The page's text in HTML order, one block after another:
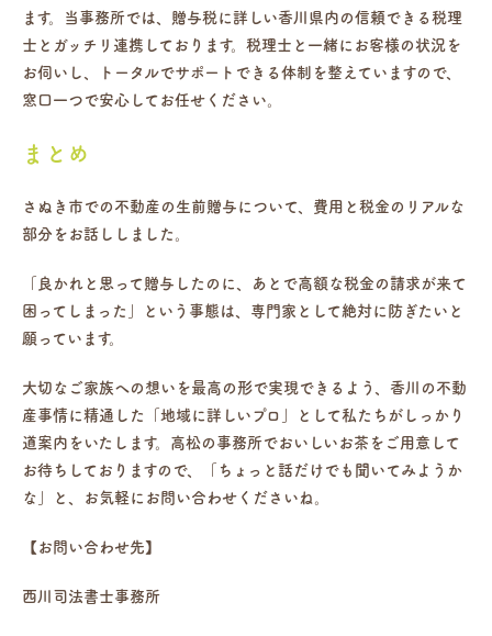
ます。当事務所では、贈与税に詳しい香川県内の信頼できる税理
士とガッチリ連携しております。税理士と一緒にお客様の状況を
お伺いし、トータルでサポートできる体制を整えていますので、
窓口一つで安心してお任せください。
まとめ
さぬき市での不動産の生前贈与について、費用と税金のリアルな
部分をお話ししました。
「良かれと思って贈与したのに、あとで高額な税金の請求が来て
困ってしまった」という事態は、専門家として絶対に防ぎたいと
願っています。
大切なご家族への想いを最高の形で実現できるよう、香川の不動
産事情に精通した「地域に詳しいプロ」として私たちがしっかり
道案内をいたします。高松の事務所でおいしいお茶をご用意して
お待ちしておりますので、「ちょっと話だけでも聞いてみようか
な」と、お気軽にお問い合わせくださいね。
【お問い合わせ先】
西川司法書士事務所